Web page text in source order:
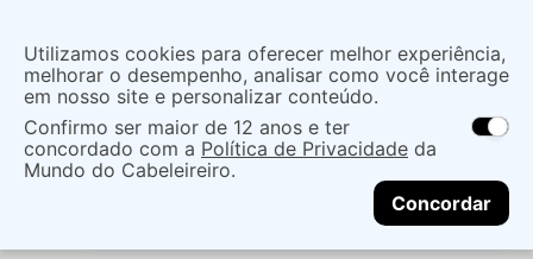
localização
As ofertas e opções de entrega variam de
acordo com a região.Não sei meu CEP
CONTINUAR
O que você procura?
Cabelo Marcas Tradicionais Shampoo
BUTTER HAIR COCO NUTRY 300ML - BUTTER HAIR
Utilizamos cookies para oferecer melhor experiência,
melhorar o desempenho, analisar como você interage
em nosso site e personalizar conteúdo.
Confirmo ser maior de 12 anos e ter
concordado com a Política de Privacidade da
Mundo do Cabeleireiro.
Concordar